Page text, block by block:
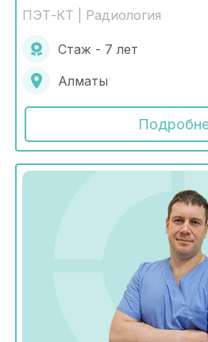
ПЭТ-КТ | Радиология
Стаж - 7 лет
Алматы